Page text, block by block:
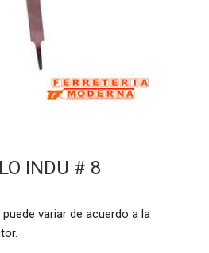
INDU # 8
variar de acuerdo a la